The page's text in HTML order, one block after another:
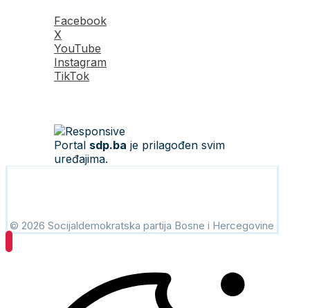
Facebook
X
YouTube
Instagram
TikTok
Portal sdp.ba je prilagođen svim
uređajima.
© 2026 Socijaldemokratska partija Bosne i Hercegovine